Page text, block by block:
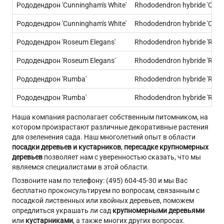
Рододендрон 'Cunningham's White' Rhododendron hybride
Рододендрон 'Cunningham's White' Rhododendron hybride
Рододендрон 'Roseum Elegans' Rhododendron hybride
Рододендрон 'Roseum Elegans' Rhododendron hybride
Рододендрон 'Rumba' Rhododendron hybride
Рододендрон 'Rumba' Rhododendron hybride
Наша компания располагает собственным питомником, на
котором произрастают различные декоративные растения
для озеленения сада. Наш многолетний опыт в области
посадки деревьев и кустарников, пересадке крупномерных
деревьев позволяет нам с уверенностью сказать, что мы
являемся специалистами в этой области.
Позвоните нам по телефону: (495) 604-45-30 и мы Вас
бесплатно проконсультируем по вопросам, связанным с
посадкой лиственных или хвойных деревьев, поможем
опредлиться украшать ли сад крупномерными деревьями
или кустарниками, а также многих других вопросах.